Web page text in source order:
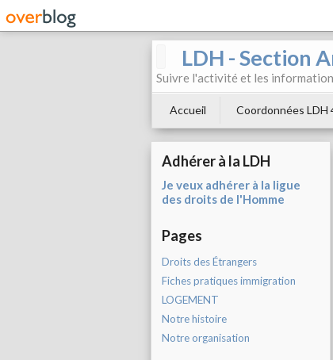
LDH - Section
Suivre l'activité et les
Accueil Coordonnées LDH
Adhérer à la LDH
Je veux adhérer à la ligue
des droits de l'Homme
Pages
Droits des Étrangers
Fiches pratiques immigration
LOGEMENT
Notre histoire
Notre organisation